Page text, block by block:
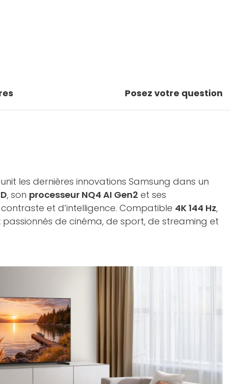
Posez votre question
les dernières innovations Samsung dans un
, son processeur NQ4 AI Gen2 et ses
et d’intelligence. Compatible 4K 144 Hz,
passionnés de cinéma, de sport, de streaming et